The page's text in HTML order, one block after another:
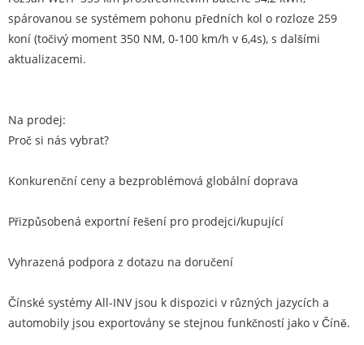
spárovanou se systémem pohonu předních kol o rozloze 259
koní (točivý moment 350 NM, 0-100 km/h v 6,4s), s dalšími
aktualizacemi.
Na prodej:
Proč si nás vybrat?
Konkurenční ceny a bezproblémová globální doprava
Přizpůsobená exportní řešení pro prodejci/kupující
Vyhrazená podpora z dotazu na doručení
Čínské systémy All-INV jsou k dispozici v různých jazycích a
automobily jsou exportovány se stejnou funkčností jako v Číně.